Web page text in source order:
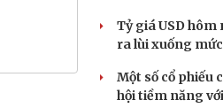
Tỷ giá USD hôm
ra lùi xuống
Một số cổ phiếu
hội tiềm năng